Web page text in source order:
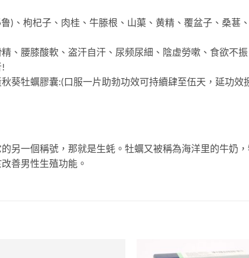
)、枸杞子、肉桂、牛滕根、山蕖、黄精、覆盆子、桑葚
、腰膝酸軟、盗汗自汗、尿频尿細、陰虚勞嗽、食欲不
葵牡蠣膠囊:(口服一片助勃功效可持續肆至伍天，延功
另一個稱號，那就是生蚝。牡蠣又被稱為海洋里的牛奶
善男性生殖功能。